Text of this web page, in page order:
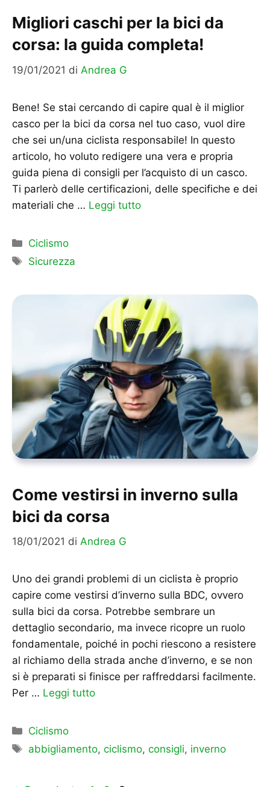
Migliori caschi per la bici da
corsa: la guida completa!
19/01/2021 di Andrea G
Bene! Se stai cercando di capire qual è il miglior
casco per la bici da corsa nel tuo caso, vuol dire
che sei un/una ciclista responsabile! In questo
articolo, ho voluto redigere una vera e propria
guida piena di consigli per l’acquisto di un casco.
Ti parlerò delle certificazioni, delle specifiche e dei
materiali che … Leggi tutto
Categorie
Ciclismo
Tag
Sicurezza
Come vestirsi in inverno sulla
bici da corsa
18/01/2021 di Andrea G
Uno dei grandi problemi di un ciclista è proprio
capire come vestirsi d’inverno sulla BDC, ovvero
sulla bici da corsa. Potrebbe sembrare un
dettaglio secondario, ma invece ricopre un ruolo
fondamentale, poiché in pochi riescono a resistere
al richiamo della strada anche d’inverno, e se non
si è preparati si finisce per raffreddarsi facilmente.
Per … Leggi tutto
Categorie
Ciclismo
Tag
abbigliamento,ciclismo,consigli, inverno